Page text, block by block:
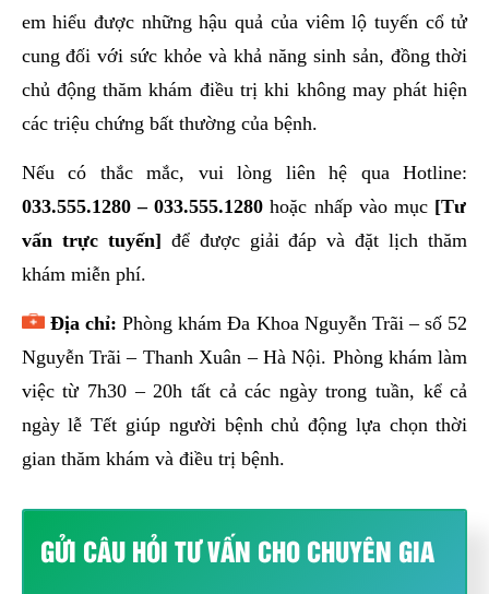
em hiểu được những hậu quả của viêm lộ tuyến cổ tử
cung đối với sức khỏe và khả năng sinh sản, đồng thời
chủ động thăm khám điều trị khi không may phát hiện
các triệu chứng bất thường của bệnh.
Nếu có thắc mắc, vui lòng liên hệ qua Hotline:
033.555.1280–033.555.1280 hoặc nhấp vào mục [Tư
vấn trực tuyến] để được giải đáp và đặt lịch thăm
khám miễn phí.
Địa chỉ: Phòng khám Đa Khoa Nguyễn Trãi – số 52
Nguyễn Trãi – Thanh Xuân – Hà Nội. Phòng khám làm
việc từ 7h30 – 20h tất cả các ngày trong tuần, kể cả
ngày lễ Tết giúp người bệnh chủ động lựa chọn thời
gian thăm khám và điều trị bệnh.
GỬI CÂU HỎI TƯ VẤN CHO CHUYÊN GIA